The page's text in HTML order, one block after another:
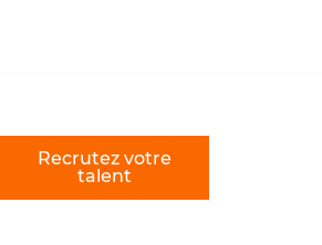
Recrutez votre
talent